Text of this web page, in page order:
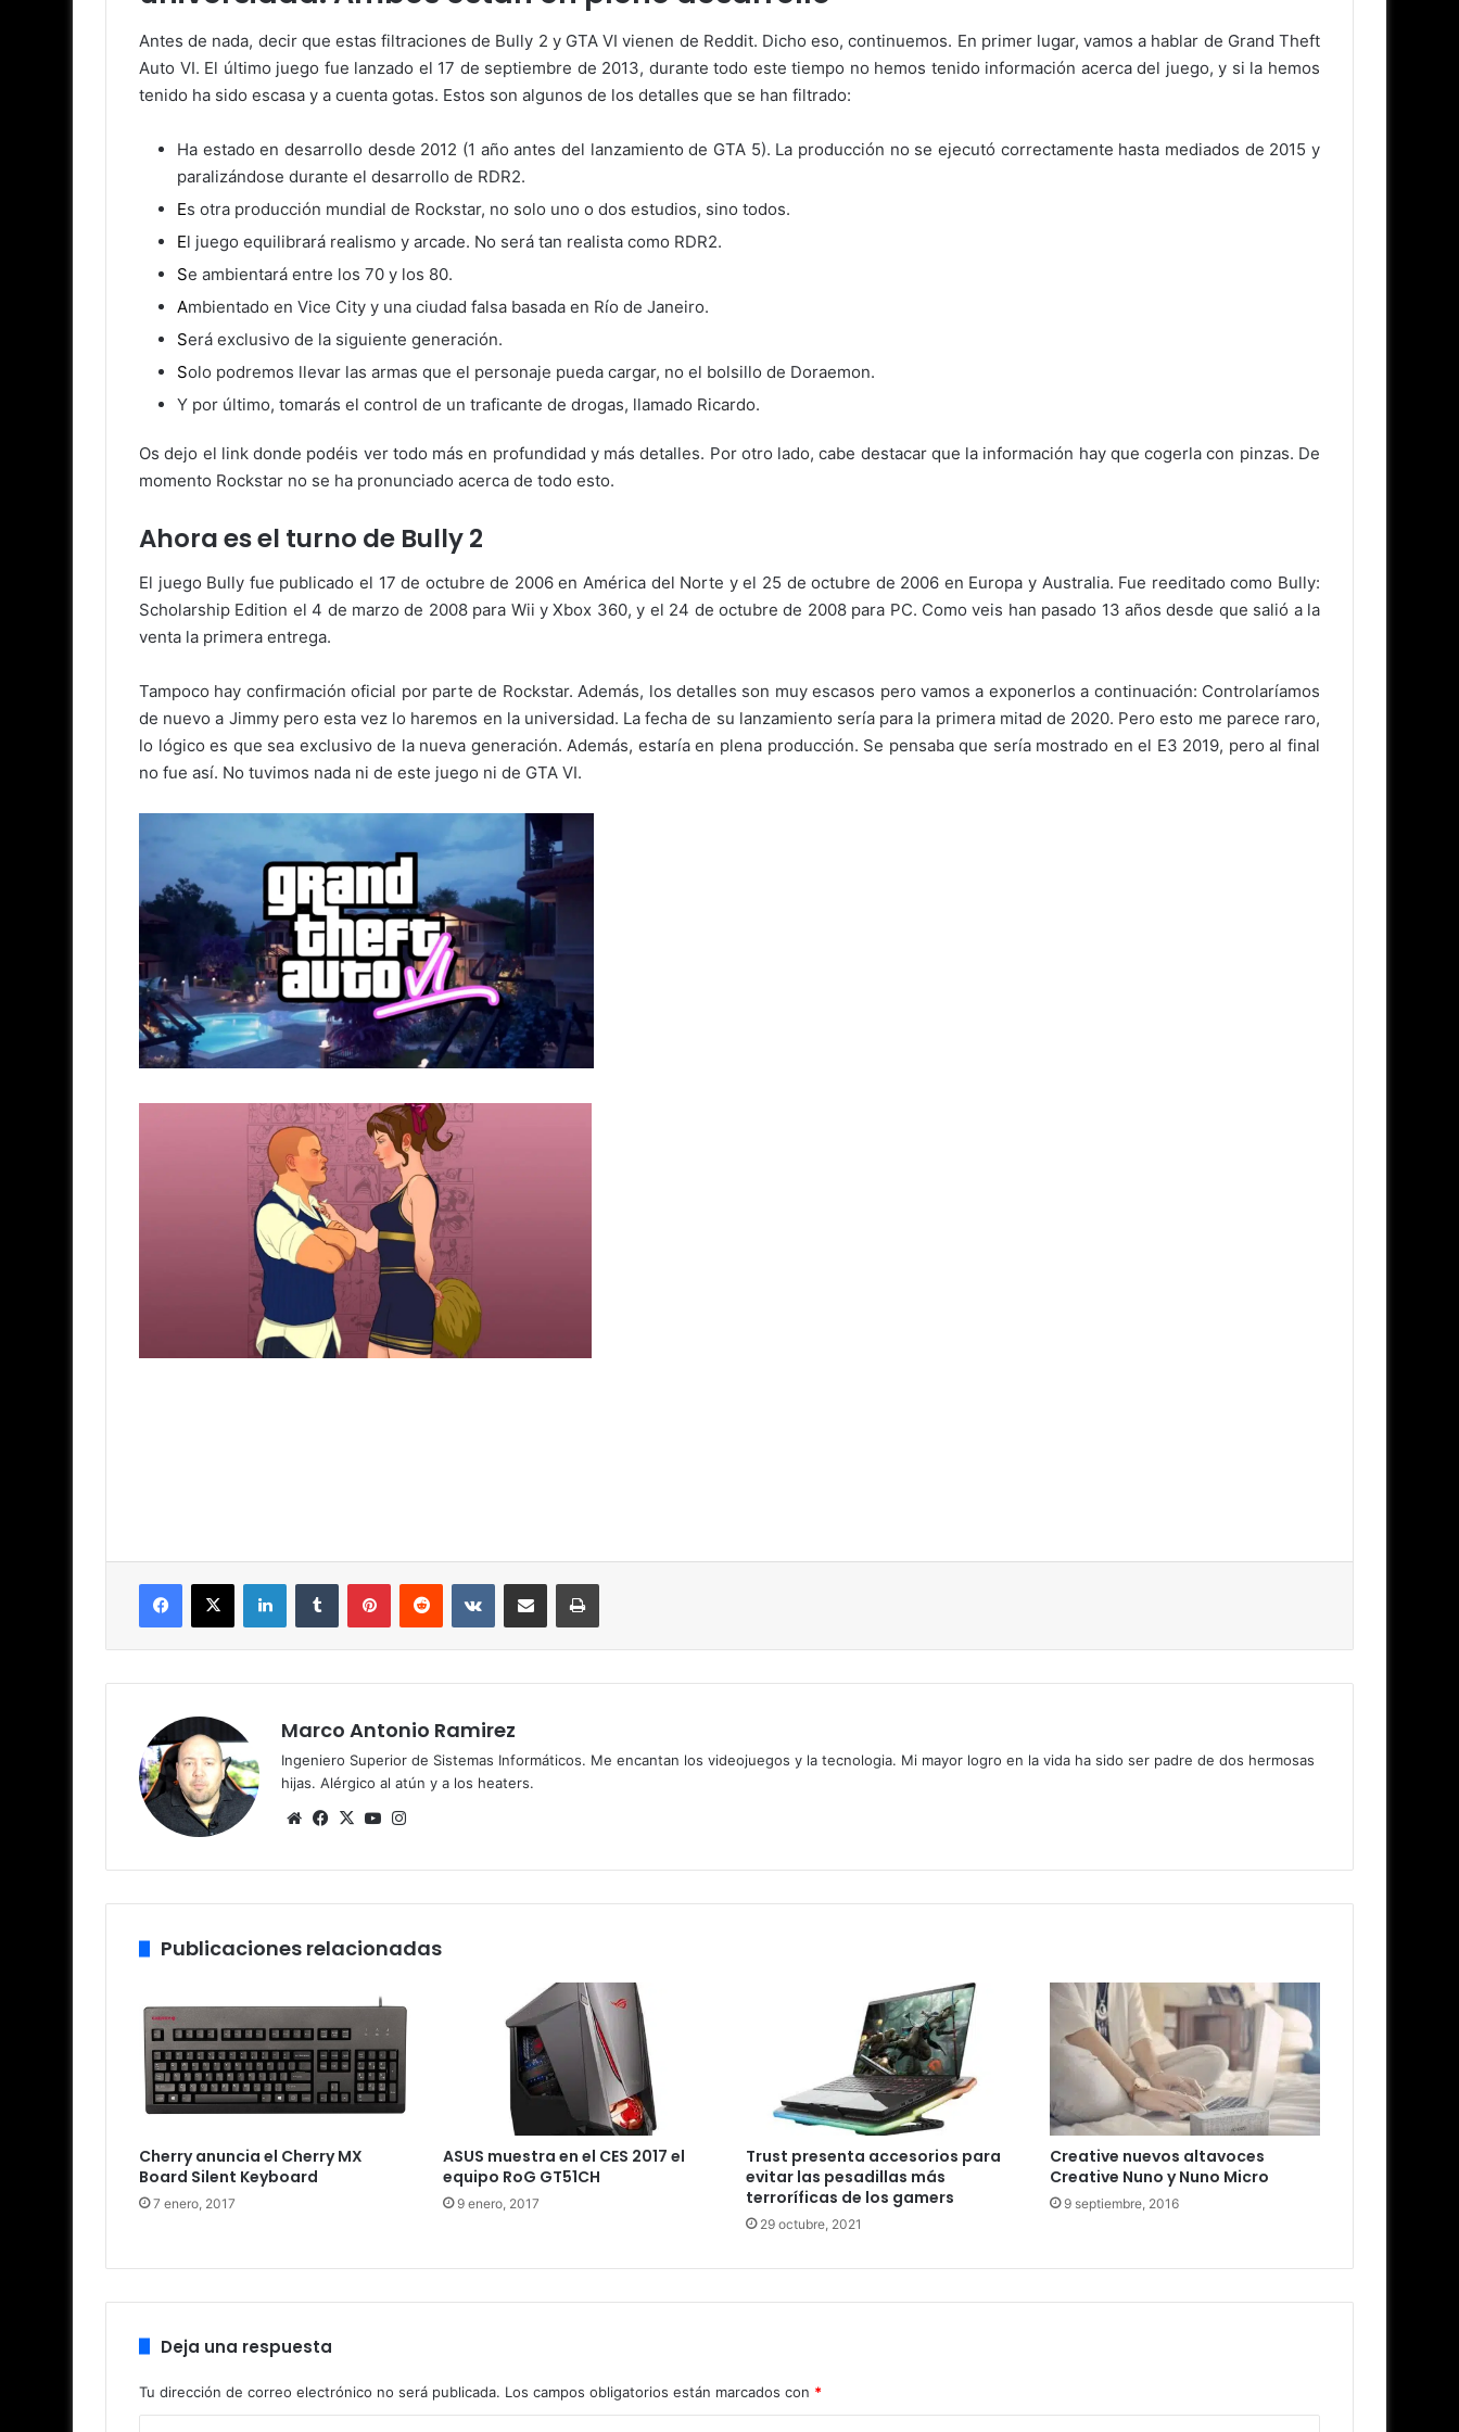
Antes de nada, decir que estas filtraciones de Bully 2 y GTA VI vienen de Reddit. Dicho eso, continuemos. En primer lugar, vamos a hablar de Grand Theft
Auto VI. El último juego fue lanzado el 17 de septiembre de 2013, durante todo este tiempo no hemos tenido información acerca del juego, y si la hemos
tenido ha sido escasa y a cuenta gotas. Estos son algunos de los detalles que se han filtrado:
Ha estado en desarrollo desde 2012 (1 año antes del lanzamiento de GTA 5). La producción no se ejecutó correctamente hasta mediados de 2015 y
paralizándose durante el desarrollo de RDR2.
Es otra producción mundial de Rockstar, no solo uno o dos estudios, sino todos.
El juego equilibrará realismo y arcade. No será tan realista como RDR2.
Se ambientará entre los 70 y los 80.
Ambientado en Vice City y una ciudad falsa basada en Río de Janeiro.
Será exclusivo de la siguiente generación.
Solo podremos llevar las armas que el personaje pueda cargar, no el bolsillo de Doraemon.
Y por último, tomarás el control de un traficante de drogas, llamado Ricardo.
Os dejo el link donde podéis ver todo más en profundidad y más detalles. Por otro lado, cabe destacar que la información hay que cogerla con pinzas. De
momento Rockstar no se ha pronunciado acerca de todo esto.
Ahora es el turno de Bully 2
El juego Bully fue publicado el 17 de octubre de 2006 en América del Norte y el 25 de octubre de 2006 en Europa y Australia. Fue reeditado como Bully:
Scholarship Edition el 4 de marzo de 2008 para Wii y Xbox 360, y el 24 de octubre de 2008 para PC. Como veis han pasado 13 años desde que salió a la
venta la primera entrega.
Tampoco hay confirmación oficial por parte de Rockstar. Además, los detalles son muy escasos pero vamos a exponerlos a continuación: Controlaríamos
de nuevo a Jimmy pero esta vez lo haremos en la universidad. La fecha de su lanzamiento sería para la primera mitad de 2020. Pero esto me parece raro,
lo lógico es que sea exclusivo de la nueva generación. Además, estaría en plena producción. Se pensaba que sería mostrado en el E3 2019, pero al final
no fue así. No tuvimos nada ni de este juego ni de GTA VI.
Marco Antonio Ramirez
Ingeniero Superior de Sistemas Informáticos. Me encantan los videojuegos y la tecnologia. Mi mayor logro en la vida ha sido ser padre de dos hermosas
hijas. Alérgico al atún y a los heaters.
Siti
we
Fa
bo
X
Yo
ub ra
Publicaciones relacionadas
Cherry anuncia el Cherry MX
Board Silent Keyboard
7 enero, 2017
ASUS muestra en el CES 2017 el
equipo RoG GT51CH
9 enero, 2017
Trust presenta accesorios para
evitar las pesadillas más
terroríficas de los gamers
29 octubre, 2021
Creative nuevos altavoces
Creative Nuno y Nuno Micro
9 septiembre, 2016
Deja una respuesta
Tu dirección de correo electrónico no será publicada. Los campos obligatorios están marcados con *